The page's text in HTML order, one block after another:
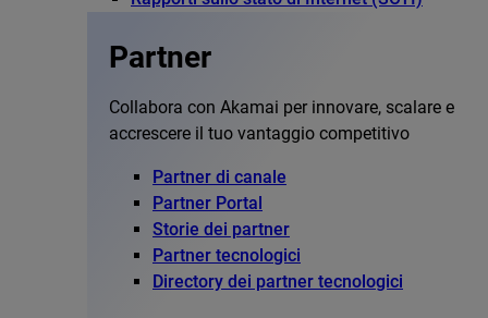
Partner
Collabora con Akamai per innovare, scalare e
accrescere il tuo vantaggio competitivo
Partner di canale
Partner Portal
Storie dei partner
Partner tecnologici
Directory dei partner tecnologici